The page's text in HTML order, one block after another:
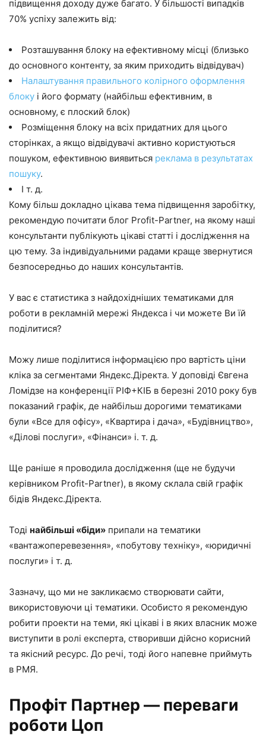
підвищення доходу дуже багато. У більшості випадків
70% успіху залежить від:
Розташування блоку на ефективному місці (близько
до основного контенту, за яким приходить відвідувач)
Налаштування правильного колірного оформлення
блоку і його формату (найбільш ефективним, в
основному, є плоский блок)
Розміщення блоку на всіх придатних для цього
сторінках, а якщо відвідувачі активно користуються
пошуком, ефективною виявиться реклама в результатах
пошуку.
І т. д.
Кому більш докладно цікава тема підвищення заробітку,
рекомендую почитати блог Profit-Partner, на якому наші
консультанти публікують цікаві статті і дослідження на
цю тему. За індивідуальними радами краще звернутися
безпосередньо до наших консультантів.
У вас є статистика з найдохідніших тематиками для
роботи в рекламній мережі Яндекса і чи можете Ви їй
поділитися?
Можу лише поділитися інформацією про вартість ціни
кліка за сегментами Яндекс.Діректа. У доповіді Євгена
Ломідзе на конференції РІФ+КІБ в березні 2010 року був
показаний графік, де найбільш дорогими тематиками
були «Все для офісу», «Квартира і дача», «Будівництво»,
«Ділові послуги», «Фінанси» і. т. д.
Ще раніше я проводила дослідження (ще не будучи
керівником Profit-Partner), в якому склала свій графік
бідів Яндекс.Діректа.
Тоді найбільші «біди» припали на тематики
«вантажоперевезення», «побутову техніку», «юридичні
послуги» і т. д.
Зазначу, що ми не закликаємо створювати сайти,
використовуючи ці тематики. Особисто я рекомендую
робити проекти на теми, які цікаві і в яких власник може
виступити в ролі експерта, створивши дійсно корисний
та якісний ресурс. До речі, тоді його напевне приймуть
в РМЯ.
Профіт Партнер — переваги
роботи Цоп